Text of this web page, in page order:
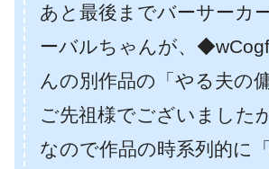
あと最後までバーサーカ
ーバルちゃんが、
んの別作品の「やる夫の
ご先祖様でございましたか
なので作品の時系列的に